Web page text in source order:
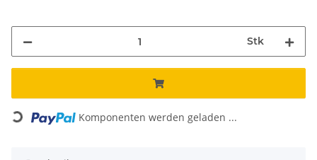
Stk
Loading... Komponenten werden geladen ...